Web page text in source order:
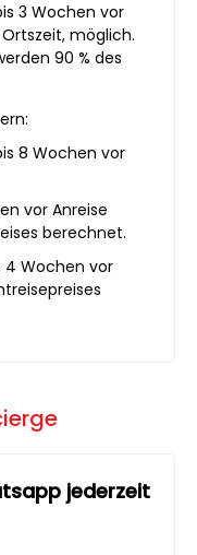
3 Wochen vor
möglich.
90 % des
8 Wochen vor
vor Anreise
berechnet.
4 Wochen vor
jederzeit